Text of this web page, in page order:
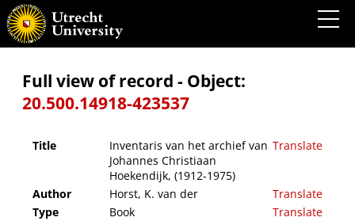
Inventaris van het archief van Johannes Christiaan Hoekendijk, (1912-1975)
Full view of record - Object:
20.500.14918-423537
Title
Inventaris van het archief van
Johannes Christiaan
Hoekendijk, (1912-1975)
Translate
Author Horst, K. van der
Translate
Type
Book
Translate